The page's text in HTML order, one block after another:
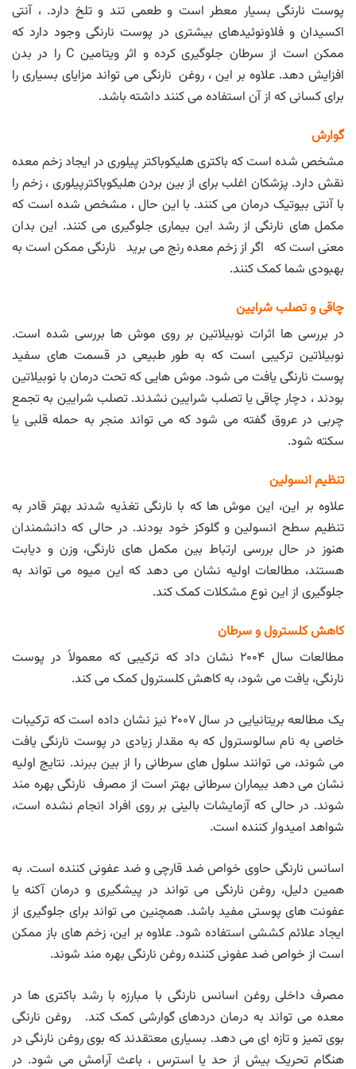
پوست نارنگی بسیار معطر است و طعمی تند و تلخ دارد. ، آنتی
اکسیدان و فلاونوئیدهای بیشتری در پوست نارنگی وجود دارد که
ممکن است از سرطان جلوگیری کرده و اثر ویتامین C را در بدن
افزایش دهد. علاوه بر این ، روغن نارنگی می تواند مزایای بسیاری را
برای کسانی که از آن استفاده می کنند داشته باشد.
گوارش
مشخص شده است که باکتری هلیکوباکتر پیلوری در ایجاد زخم معده
نقش دارد. پزشکان اغلب برای از بین بردن هلیکوباکترپیلوری ، زخم را
با آنتی بیوتیک درمان می کنند. با این حال ، مشخص شده است که
مکمل های نارنگی از رشد این بیماری جلوگیری می کنند. این بدان
معنی است که اگر از زخم معده رنج می برید نارنگی ممکن است به
بهبودی شما کمک کنند.
چاقی و تصلب شرایین
در بررسی ها اثرات نوبیلاتین بر روی موش ها بررسی شده است.
نوبیلاتین ترکیبی است که به طور طبیعی در قسمت های سفید
پوست نارنگی یافت می شود. موش هایی که تحت درمان با نوبیلاتین
بودند ، دچار چاقی یا تصلب شرایین نشدند. تصلب شرایین به تجمع
چربی در عروق گفته می شود که می تواند منجر به حمله قلبی یا
سکته شود.
تنظیم انسولین
علاوه بر این، این موش ها که با نارنگی تغذیه شدند بهتر قادر به
تنظیم سطح انسولین و گلوکز خود بودند. در حالی که دانشمندان
هنوز در حال بررسی ارتباط بین مکمل های نارنگی، وزن و دیابت
هستند، مطالعات اولیه نشان می دهد که این میوه می تواند به
جلوگیری از این نوع مشکلات کمک کند.
کاهش کلسترول و سرطان
مطالعات سال ۲۰۰۴ نشان داد که ترکیبی که معمولاً در پوست
نارنگی، یافت می شود، به کاهش کلسترول کمک می کند.
یک مطالعه بریتانیایی در سال ۲۰۰۷ نیز نشان داده است که ترکیبات
خاصی به نام سالوسترول که به مقدار زیادی در پوست نارنگی یافت
می شوند، می توانند سلول های سرطانی را از بین ببرند. نتایج اولیه
نشان می دهد بیماران سرطانی بهتر است از مصرف نارنگی بهره مند
شوند. در حالی که آزمایشات بالینی بر روی افراد انجام نشده است،
شواهد امیدوار کننده است.
اسانس نارنگی حاوی خواص ضد قارچی و ضد عفونی کننده است. به
همین دلیل، روغن نارنگی می تواند در پیشگیری و درمان آکنه یا
عفونت های پوستی مفید باشد. همچنین می تواند برای جلوگیری از
ایجاد علائم کششی استفاده شود. علاوه بر این، زخم های باز ممکن
است از خواص ضد عفونی کننده روغن نارنگی بهره مند شوند.
مصرف داخلی روغن اسانس نارنگی با مبارزه با رشد باکتری ها در
معده می تواند به درمان دردهای گوارشی کمک کند. روغن نارنگی
بوی تمیز و تازه ای می دهد. بسیاری معتقدند که بوی روغن نارنگی در
هنگام تحریک بیش از حد یا استرس ، باعث آرامش می شود. در